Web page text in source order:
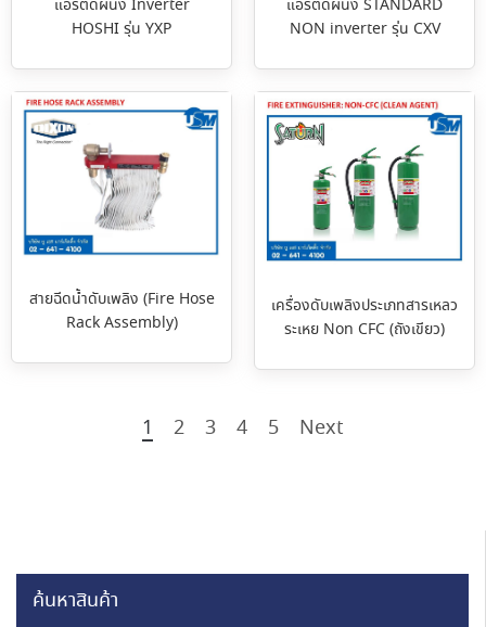
แอร์ติดผนัง Inverter
HOSHI รุ่น YXP
แอร์ติดผนัง STANDARD
NON inverter รุ่น CXV
สายฉีดน้ำดับเพลิง (Fire Hose
Rack Assembly)
เครื่องดับเพลิงประเภทสารเหลว
ระเหย Non CFC (ถังเขียว)
1 2 3 4 5 Next
ค้นหาสินค้า